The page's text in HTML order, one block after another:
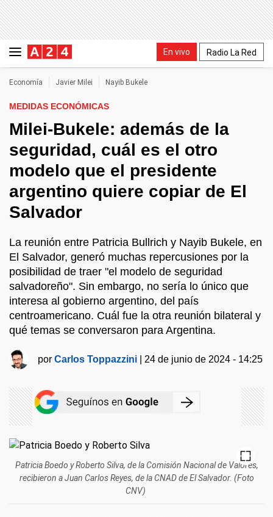
En vivo Radio La Red
Economía Javier Milei Nayib Bukele
MEDIDAS ECONÓMICAS
Milei-Bukele: además de la
seguridad, cuál es el otro
modelo que el presidente
argentino quiere copiar de El
Salvador
La reunión entre Patricia Bullrich y Nayib Bukele, en
El Salvador, generó muchas repercusiones por la
posibilidad de traer "el modelo de seguridad
salvadoreño". Sin embargo, no sería lo único que
interesa al gobierno argentino, del país
centroamericano. Cuál fue la otra reunión bilateral y
qué temas se conversaron para Argentina.
porCarlos Toppazzini 24 de junio de 2024 - 14:25
Patricia Boedo y Roberto Silva, de la Comisión Nacional de Valores,
recibieron a Juan Carlos Reyes, de la CNAD de El Salvador. (Foto
CNV)